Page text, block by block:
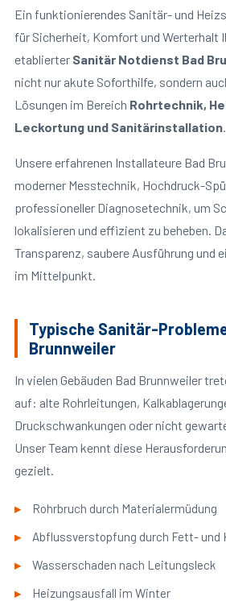
Ein funktionierendes Sanitär- und
für Sicherheit, Komfort und Werterhalt
etablierter Sanitär Notdienst Bad
nicht nur akute Soforthilfe, sondern
Lösungen im Bereich Rohrtechnik,
Leckortung und Sanitärinstallation.
Unsere erfahrenen Installateure Bad
moderner Messtechnik, Hochdruck-
professioneller Diagnosetechnik, um
lokalisieren und effizient zu beheben.
Transparenz, saubere Ausführung und
im Mittelpunkt.
Typische Sanitär-
Brunnweiler
In vielen Gebäuden Bad Brunnweiler
auf: alte Rohrleitungen,
Druckschwankungen oder nicht
Unser Team kennt diese
gezielt.
Rohrbruch durch Materialermüdung
Abflussverstopfung durch Fett- und
Wasserschaden nach Leitungsleck
Heizungsausfall im Winter